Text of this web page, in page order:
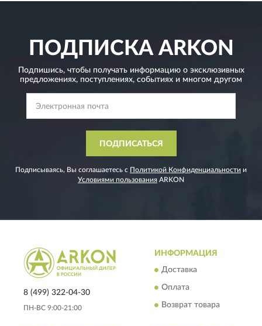
ПОДПИСКАARKON
Подпишись, чтобы получать информацию о эксклюзивных
предложениях, поступлениях, событиях и многом другом
ПОДПИСАТЬСЯ
Подписываясь, Вы соглашаетесь с Политикой Конфиденциальности и
Условиями пользования ARKON
8 (499) 322-04-30
ПН-ВС 9:00-21:00
ИНФОРМАЦИЯ
Доставка
Оплата
Возврат товара